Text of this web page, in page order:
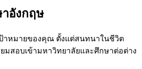
าอังกฤษ
าหมายของคุณ ตั้งแต่สนทนาในชีวิต
มสอบเข้ามหาวิทยาลัยและศึกษาต่อต่าง